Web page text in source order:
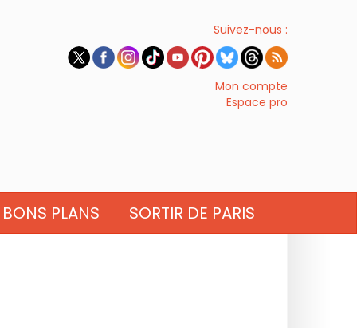
Suivez-nous :
Mon compte
Espace pro
BONS PLANS SORTIR DE PARIS